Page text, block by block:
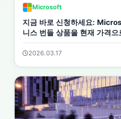
Microsoft
지금 바로 신청하세요:
니스 번들 상품을 현재 가격으
2026.03.17